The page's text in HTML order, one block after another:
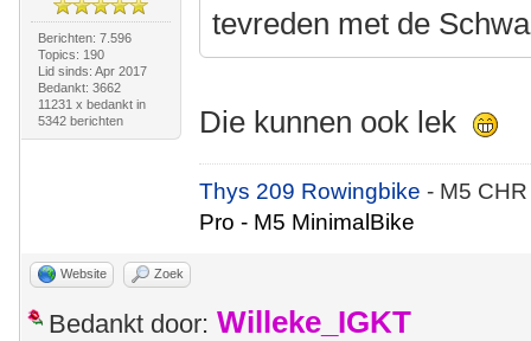
Berichten: 7.596
Topics: 190
Lid sinds: Apr 2017
Bedankt: 3662
11231 x bedankt in
5342 berichten
tevreden met de
Die kunnen ook lek
Thys 209 Rowingbike- M5
Pro - M5 MinimalBike
Website Zoek
Bedankt door: Willeke_IGKT